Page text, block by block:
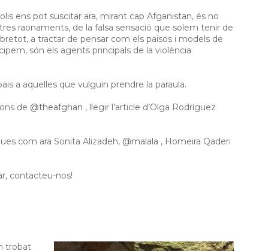
ens pot suscitar ara, mirant cap Afganistan, és no
raonaments, de la falsa sensació que solem tenir de
a tractar de pensar com els països i models de
són els agents principals de la violència
a aquelles que vulguin prendre la paraula.
de @theafghan , llegir l’article d’Olga Rodríguez
com ara Sonita Alizadeh, @malala , Homeira Qaderi
contacteu-nos!
trobat